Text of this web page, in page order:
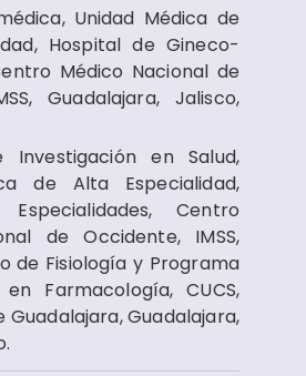
Unidad Médica de
Hospital de Gineco-
Médico Nacional de
Guadalajara, Jalisco,
Investigación en Salud,
de Alta Especialidad,
Centro
de Occidente, IMSS,
de Fisiología y Programa
Farmacología, CUCS,
Guadalajara, Guadalajara,